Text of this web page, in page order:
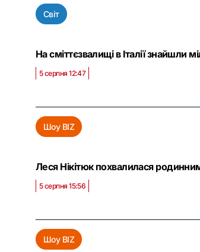
Світ
На сміттєзвалищі в Італії знайшли
5 серпня 12:47
Шоу BIZ
Леся Нікітюк похвалилася
5 серпня 15:56
Шоу BIZ